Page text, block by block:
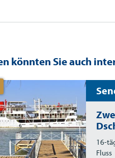
könnten Sie auch
16-
Fluss